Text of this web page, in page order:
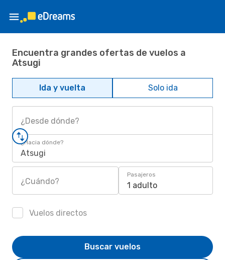
Encuentra grandes ofertas de vuelos a
Atsugi
Ida y vuelta Solo ida
¿Desde dónde?
¿Hacia dónde?
Atsugi
¿Cuándo?
Pasajeros
1 adulto
Vuelos directos
Buscar vuelos